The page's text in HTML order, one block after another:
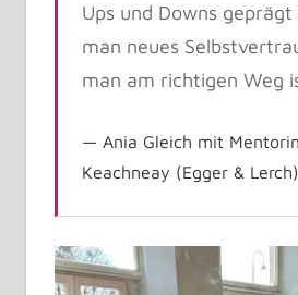
Ups und Downs
man neues
man am richtigen Weg
Ania Gleich mit
Keachneay (Egger & Lerch)